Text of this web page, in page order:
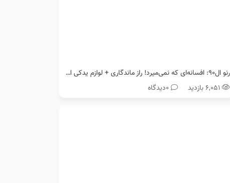
رنو ال۹۰: افسانه‌ای که نمی‌میرد! راز ماندگاری + لوازم یدکی اصل رنو ال90
۶,۰۵۱ بازدید
0دیدگاه